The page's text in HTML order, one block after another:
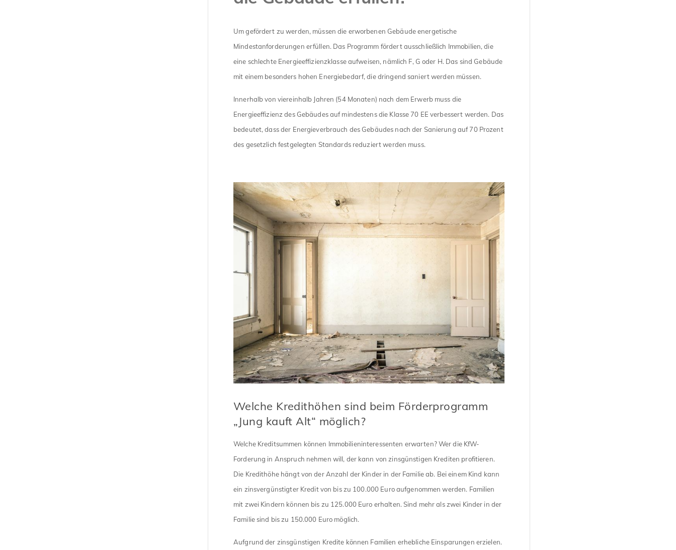
Um gefördert zu werden, müssen die erworbenen Gebäude energetische
Mindestanforderungen erfüllen. Das Programm fördert ausschließlich Immobilien, die
eine schlechte Energieeffizienzklasse aufweisen, nämlich F, G oder H. Das sind Gebäude
mit einem besonders hohen Energiebedarf, die dringend saniert werden müssen.
Innerhalb von viereinhalb Jahren (54 Monaten) nach dem Erwerb muss die
Energieeffizienz des Gebäudes auf mindestens die Klasse 70 EE verbessert werden. Das
bedeutet, dass der Energieverbrauch des Gebäudes nach der Sanierung auf 70 Prozent
des gesetzlich festgelegten Standards reduziert werden muss.
Welche Kredithöhen sind beim Förderprogramm
„Jung kauft Alt“ möglich?
Welche Kreditsummen können Immobilieninteressenten erwarten? Wer die KfW-
Forderung in Anspruch nehmen will, der kann von zinsgünstigen Krediten profitieren.
Die Kredithöhe hängt von der Anzahl der Kinder in der Familie ab. Bei einem Kind kann
ein zinsvergünstigter Kredit von bis zu 100.000 Euro aufgenommen werden. Familien
mit zwei Kindern können bis zu 125.000 Euro erhalten. Sind mehr als zwei Kinder in der
Familie sind bis zu 150.000 Euro möglich.
Aufgrund der zinsgünstigen Kredite können Familien erhebliche Einsparungen erzielen.